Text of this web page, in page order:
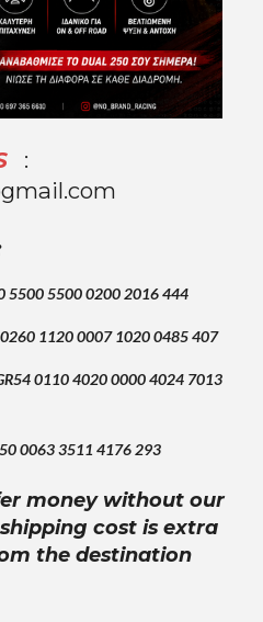
:
5500 5500 0200 2016 444
0260 1120 0007 1020 0485 407
0110 4020 0000 4024 7013
0063 3511 4176 293
money without our
cost is extra
the destination